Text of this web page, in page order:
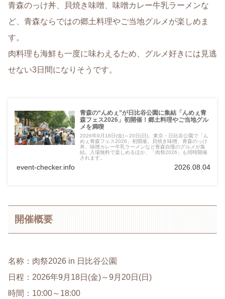
青森のっけ丼、貝焼き味噌、味噌カレー牛乳ラーメンな
ど、青森ならではの郷土料理やご当地グルメが楽しめま
す。
肉料理も海鮮も一度に味わえるため、グルメ好きには見逃
せない3日間になりそうです。
青森の“んめぇ”が日比谷公園に集結「んめぇ青
森フェス2026」初開催！郷土料理やご当地グル
メを満喫
2026年9月18日(金)～20日(日)、東京・日比谷公園で「ん
めぇ青森フェス2026」初開催。貝焼き味噌、青森のっけ
丼、味噌カレー牛乳ラーメンなど青森自慢のグルメが集
結。入場無料で楽しめるほか、「肉祭2026」も同時開催
されます。
event-checker.info 2026.08.04
開催概要
名称：肉祭2026 in 日比谷公園
日程：2026年9月18日(金)～9月20日(日)
時間：10:00～18:00